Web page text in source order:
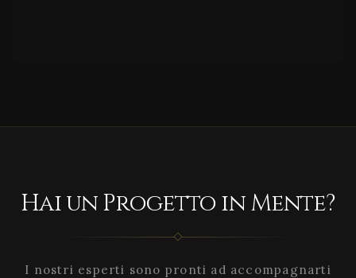
Hai un Progetto in Mente?
I nostri esperti sono pronti ad accompagnarti